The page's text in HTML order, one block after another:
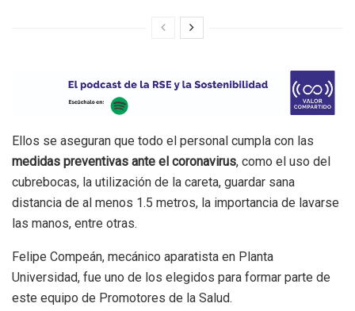
Ellos se aseguran que todo el personal cumpla con las
medidas preventivas ante el coronavirus, como el uso del
cubrebocas, la utilización de la careta, guardar sana
distancia de al menos 1.5 metros, la importancia de lavarse
las manos, entre otras.
Felipe Compeán, mecánico aparatista en Planta
Universidad, fue uno de los elegidos para formar parte de
este equipo de Promotores de la Salud.